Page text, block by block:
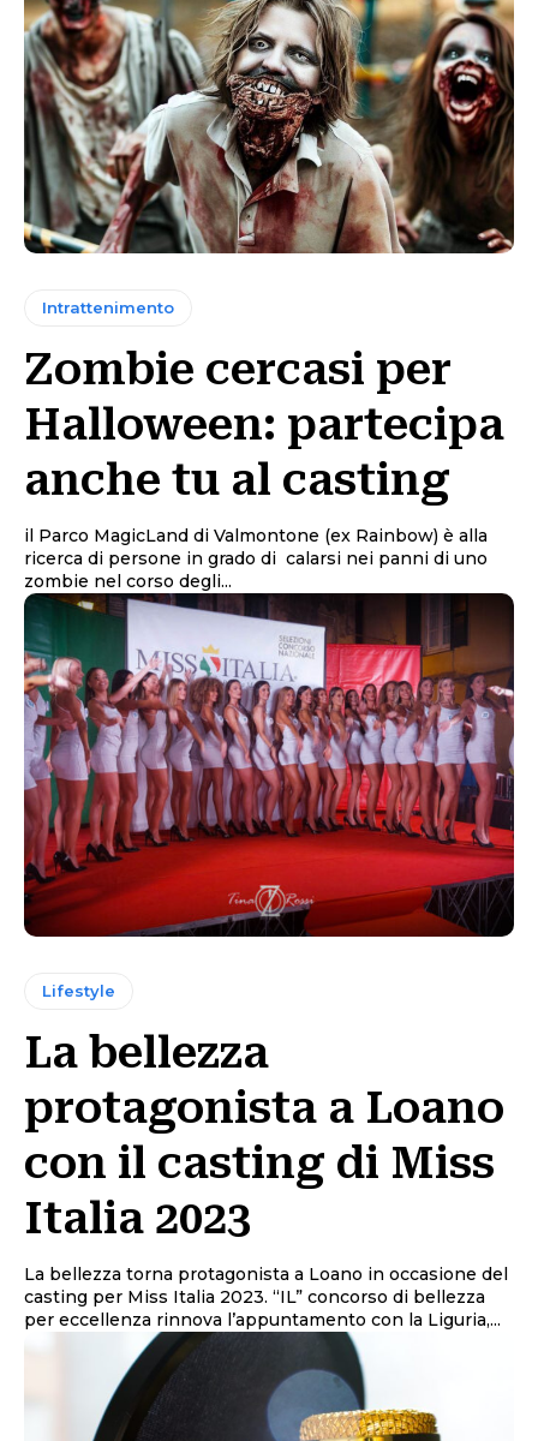
Intrattenimento
Zombie cercasi per
Halloween: partecipa
anche tu al casting
il Parco MagicLand di Valmontone (ex Rainbow) è alla
ricerca di persone in grado di calarsi nei panni di uno
zombie nel corso degli...
Lifestyle
La bellezza
protagonista a Loano
con il casting di Miss
Italia 2023
La bellezza torna protagonista a Loano in occasione del
casting per Miss Italia 2023. “IL” concorso di bellezza
per eccellenza rinnova l’appuntamento con la Liguria,...